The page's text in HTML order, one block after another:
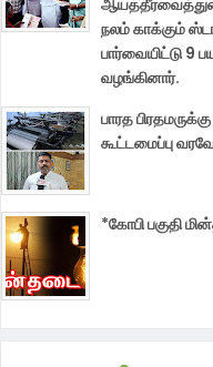
நலம் காக்கும்
பார்வையிட்டு 9
வழங்கினார்.
பாரத
கூட்டமைப்பு
*கோபி பகுதி